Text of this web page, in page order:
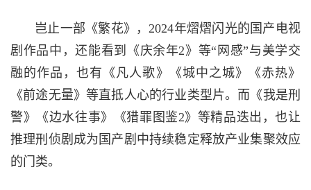
岂止一部《繁花》，2024年熠熠闪光的国产电视
剧作品中，还能看到《庆余年2》等“网感”与美学交
融的作品，也有《凡人歌》《城中之城》《赤热》
《前途无量》等直抵人心的行业类型片。而《我是刑
警》《边水往事》《猎罪图鉴2》等精品迭出，也让
推理刑侦剧成为国产剧中持续稳定释放产业集聚效应
的门类。